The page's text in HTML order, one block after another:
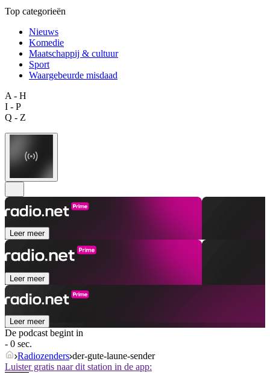
Top categorieën
Nieuws
Komedie
Maatschappij & cultuur
Sport
Waargebeurde misdaad
A - H
I - P
Q - Z
Leer meer
Leer meer
Leer meer
De podcast begint in
- 0 sec.
Radiozenders der-gute-laune-sender
Luister gratis naar dit station in de app: